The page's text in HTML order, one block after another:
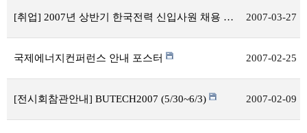
[취업] 2007년 상반기 한국전력 신입사원 채용 공고 2007-03-27
국제에너지컨퍼런스 안내 포스터 2007-02-25
[전시회참관안내] BUTECH2007 (5/30~6/3) 2007-02-09